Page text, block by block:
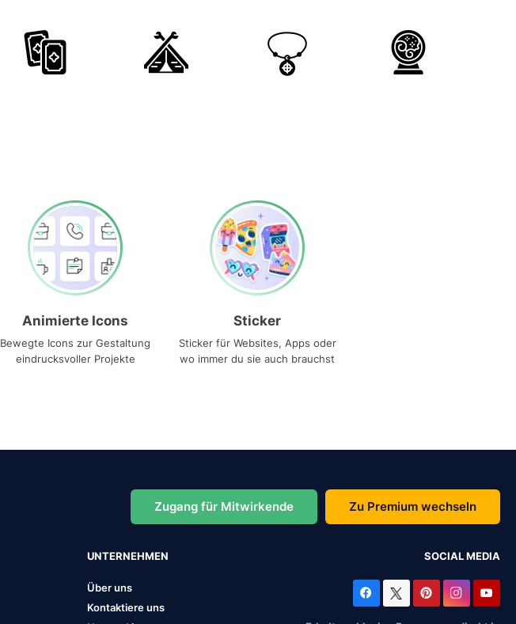
Animierte Icons
Bewegte Icons zur Gestaltung
eindrucksvoller Projekte
Sticker
Sticker für Websites, Apps oder
wo immer du sie auch brauchst
Zugang für Mitwirkende Zu Premium wechseln
UNTERNEHMEN
Über uns
Kontaktiere uns
SOCIAL MEDIA